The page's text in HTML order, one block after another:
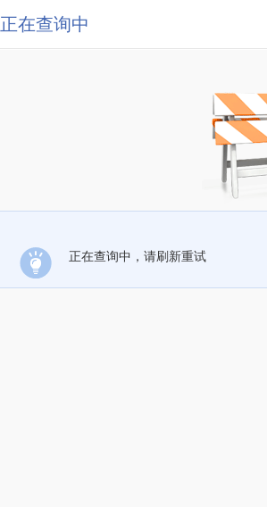
正在查询中
正在查询中，请刷新重试